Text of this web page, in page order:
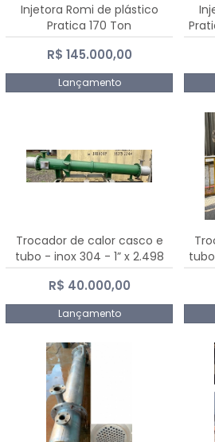
Injetora Romi de plástico
Pratica 170 Ton
R$ 145.000,00
Lançamento
Trocador de calor casco e
tubo - inox 304 - 1” x 2.498
mm
R$ 40.000,00
Lançamento
tubo